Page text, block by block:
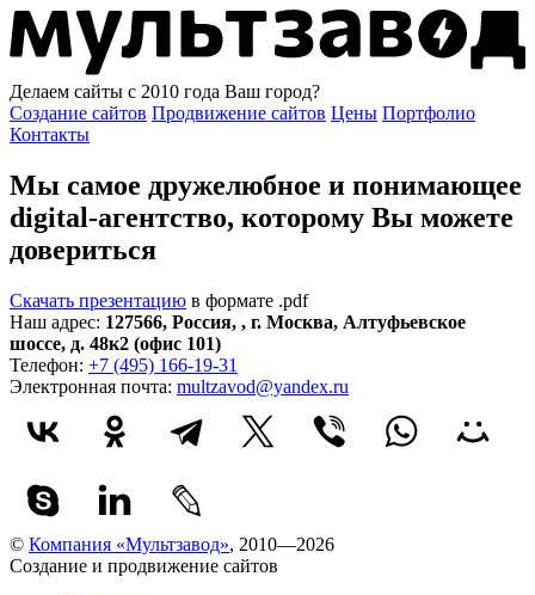
Делаем сайты с 2010 года Ваш город?
Создание сайтов Продвижение сайтов Цены Портфолио
Контакты
Мы самое дружелюбное и понимающее
digital-агентство, которому Вы можете
довериться
Скачать презентацию в формате .pdf
Наш адрес: 127566, Россия, , г. Москва, Алтуфьевское
шоссе, д. 48к2 (офис 101)
Телефон: +7 (495) 166-19-31
Электронная почта: multzavod@yandex.ru
© Компания «Мультзавод», 2010—2026
Создание и продвижение сайтов